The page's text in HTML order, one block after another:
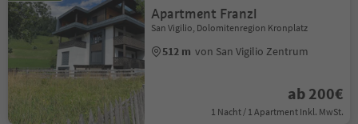
Apartment Franzl
San Vigilio, Dolomitenregion Kronplatz
512 m von San Vigilio Zentrum
ab 200€
1 Nacht / 1 Apartment Inkl. MwSt.